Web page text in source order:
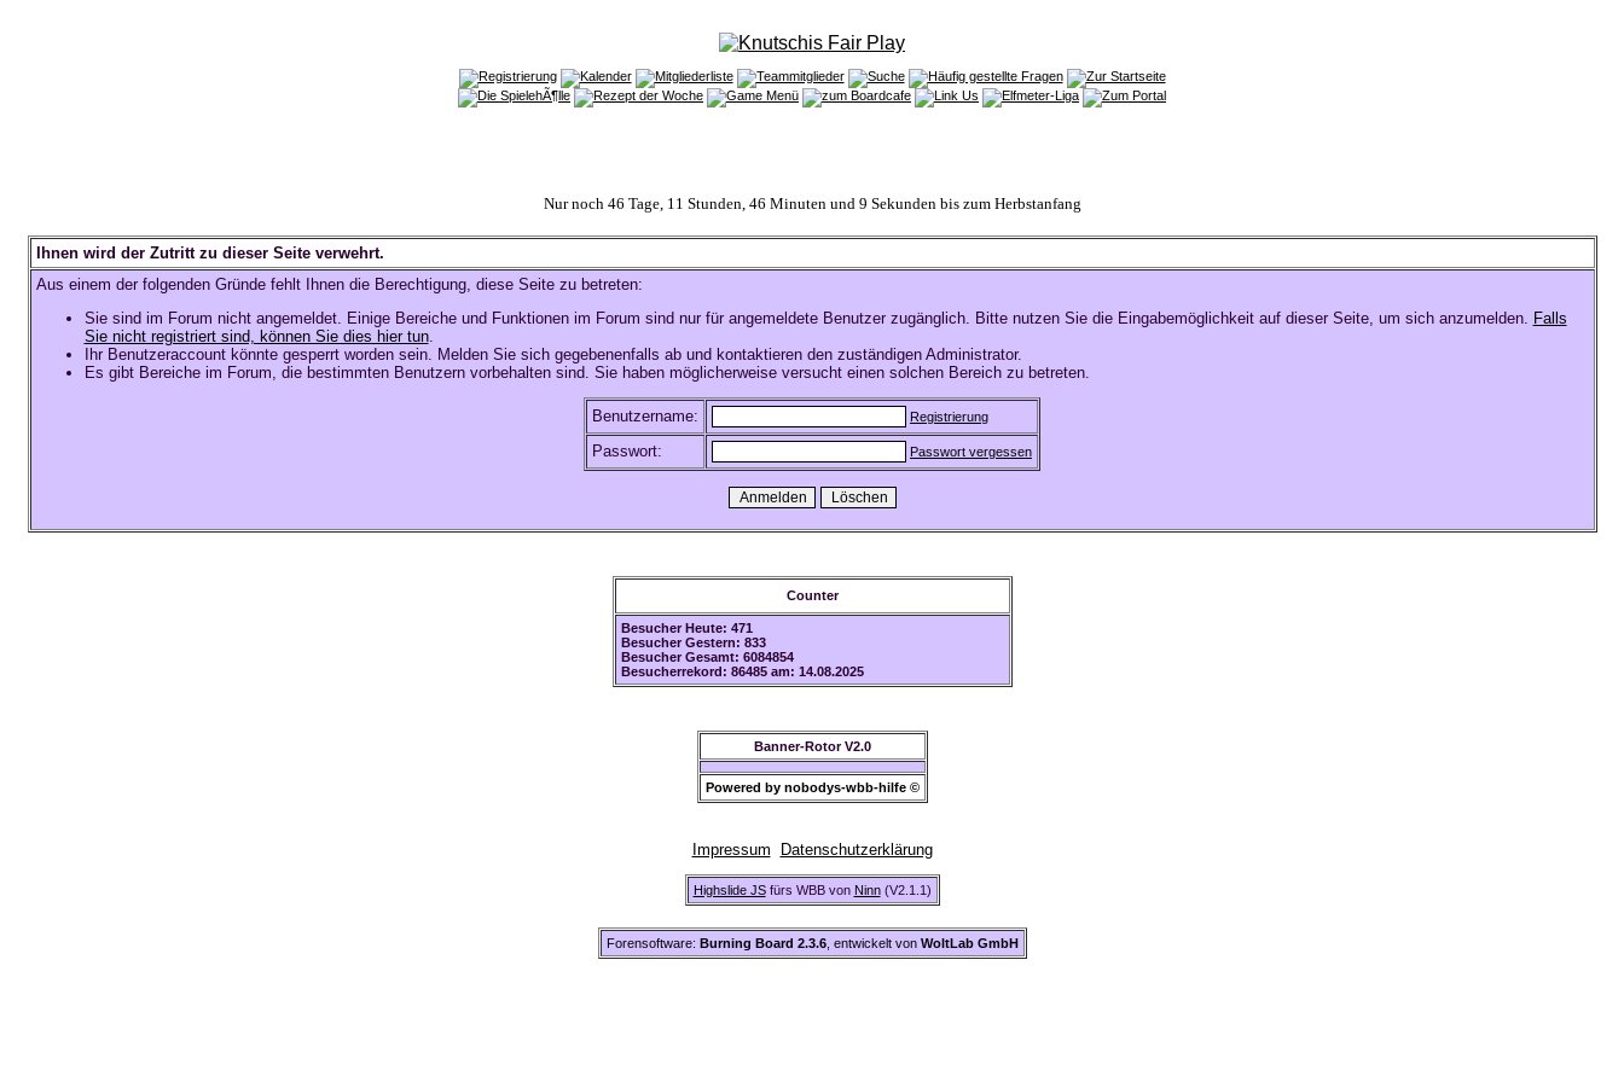
Nur noch 46 Tage, 11 Stunden, 46 Minuten und 9 Sekunden bis zum Herbstanfang
Ihnen wird der Zutritt zu dieser Seite verwehrt.
Aus einem der folgenden Gründe fehlt Ihnen die Berechtigung, diese Seite zu betreten:
Sie sind im Forum nicht angemeldet. Einige Bereiche und Funktionen im Forum sind nur für angemeldete Benutzer zugänglich. Bitte nutzen Sie die Eingabemöglichkeit auf dieser Seite, um sich anzumelden. Falls
Sie nicht registriert sind, können Sie dies hier tun.
Ihr Benutzeraccount könnte gesperrt worden sein. Melden Sie sich gegebenenfalls ab und kontaktieren den zuständigen Administrator.
Es gibt Bereiche im Forum, die bestimmten Benutzern vorbehalten sind. Sie haben möglicherweise versucht einen solchen Bereich zu betreten.
Benutzername: Registrierung
Passwort: Passwort vergessen
Counter
Besucher Heute: 471
Besucher Gestern: 833
Besucher Gesamt: 6084854
Besucherrekord: 86485 am: 14.08.2025
Banner-Rotor V2.0
Powered by nobodys-wbb-hilfe ©
Impressum Datenschutzerklärung
Highslide JSfürs WBB von Ninn(V2.1.1)
Forensoftware: Burning Board 2.3.6, entwickelt von WoltLab GmbH